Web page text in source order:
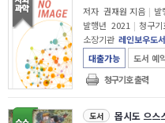
저자 권재원 지음 | 발
발행년 2021 | 청구기
소장기관 레인보우도
대출가능
도서 예
청구기호 출력
도서 몹시도 으스